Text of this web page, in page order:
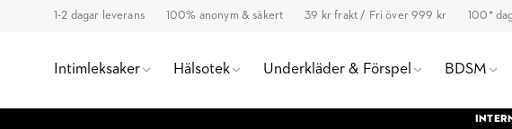
1-2 dagar leverans 100% anonym & säkert 39 kr frakt / Fri över 999 kr 100*
Intimleksaker Hälsotek Underkläder & Förspel BDSM